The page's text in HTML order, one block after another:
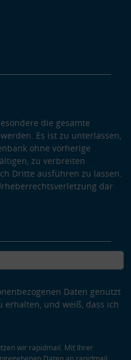
die gesamte
Es ist zu unterlassen,
ohne vorherige
zu verbreiten
Dritte ausführen zu lassen.
dar
Daten genutzt
erhalten, und weiß, dass ich
wir rapidmail. Mit Ihrer